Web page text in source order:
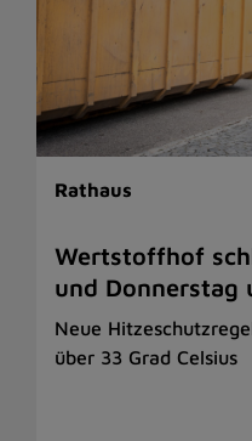
Rathaus
Wertstoffhof
und Donnerstag
Neue
über 33 Grad Celsius